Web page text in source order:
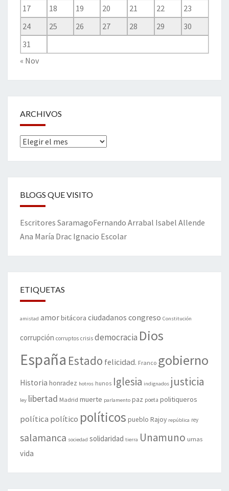
17
18 19 20 21 22
23
24
25 26 27 28 29
30
31
« Nov
ARCHIVOS
Archivos
BLOGS QUE VISITO
Escritores SaramagoFernando Arrabal Isabel Allende
Ana María Drac Ignacio Escolar
ETIQUETAS
amistad amorbitácora ciudadanos congreso Constitución
corrupción corruptos crisis democracia Dios
España Estado felicidad. Franco gobierno
Historia honradez hotros hunos Iglesia indignados justicia
ley libertad Madrid muerte parlamento paz poeta politiqueros
política político políticos pueblo Rajoy república rey
salamanca sociedad solidaridad tierra Unamuno urnas
vida